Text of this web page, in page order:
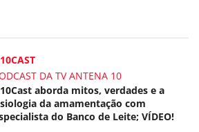
DA TV ANTENA 10
aborda mitos, verdades e a
da amamentação com
do Banco de Leite; VÍDEO!